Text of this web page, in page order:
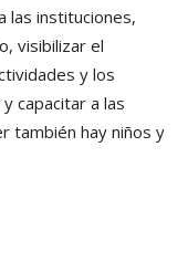
las instituciones,
visibilizar el
y los
capacitar a las
también hay niños y